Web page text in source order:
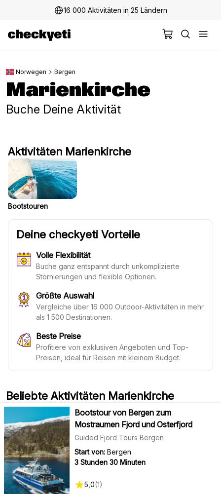
16 000 Aktivitäten in 25 Ländern
Norwegen Bergen
Marienkirche
Buche Deine Aktivität
Aktivitäten Marienkirche
Bootstouren
Deine checkyeti Vorteile
Volle Flexibilität
Buche ganz entspannt durch unkomplizierte
Stornierungen und flexible Optionen.
Größte Auswahl
Vergleiche über 16 000 Outdoor-Aktivitäten in mehr
als 1 500 Destinationen.
Beste Preise
Profitiere von exklusiven Angeboten und Top-
Preisen, ideal für Reisen mit kleinem Budget.
Beliebte Aktivitäten Marienkirche
Bootstour von Bergen zum
Mostraumen Fjord und Osterfjord
Guided Fjord Tours Bergen
Start von: Bergen
3 Stunden 30 Minuten
5,0(1)